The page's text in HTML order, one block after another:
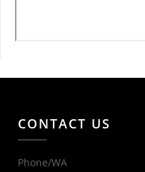
CONTACT US
Phone/WA